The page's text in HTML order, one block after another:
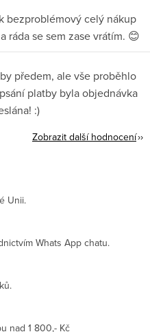
bezproblémový celý nákup
ráda se sem zase vrátím. 😊
předem, ale vše proběhlo
platby byla objednávka
:)
Zobrazit další hodnocení
Unii.
Whats App chatu.
nad 1 800,- Kč